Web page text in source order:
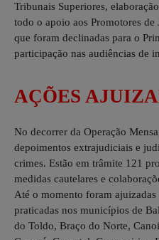
Tribunais Superiores,
todo o apoio aos Promotores de
que foram declinadas para o
participação nas audiências de
AÇÕES
No decorrer da Operação
depoimentos extrajudiciais e
crimes. Estão em trâmite 121
medidas cautelares e
Até o momento foram ajuizadas
praticadas nos municípios de
do Toldo, Braço do Norte,